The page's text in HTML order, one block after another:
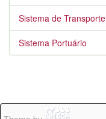
Sistema de Transporte
Sistema Portuário